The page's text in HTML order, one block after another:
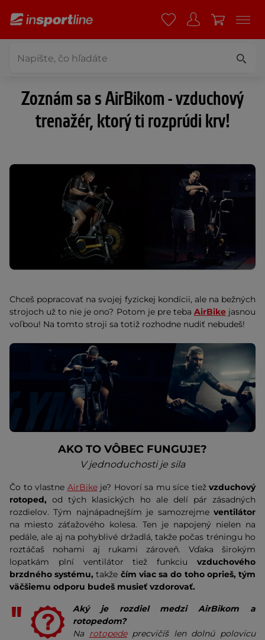
Zoznám sa s AirBikom - vzduchový
trenažér, ktorý ti rozprúdi krv!
Chceš popracovať na svojej fyzickej kondícii, ale na bežných
strojoch už to nie je ono? Potom je pre teba AirBikejasnou
voľbou! Na tomto stroji sa totiž rozhodne nudiť nebudeš!
AKO TO VÔBEC FUNGUJE?
V jednoduchosti je sila
Čo to vlastne AirBikeje? Hovorí sa mu síce tiež vzduchový
rotoped, od tých klasických ho ale delí pár zásadných
rozdielov. Tým najnápadnejším je samozrejme ventilátor
na miesto záťažového kolesa. Ten je napojený nielen na
pedále, ale aj na pohyblivé držadlá, takže počas tréningu ho
roztáčaš nohami aj rukami zároveň. Vďaka širokým
lopatkám plní ventilátor tiež funkciu vzduchového
brzdného systému, takže čím viac sa do toho oprieš, tým
väčšiemu odporu budeš musieť vzdorovať.
Aký je rozdiel medzi AirBikom a
rotopedom?
Na rotopedeprecvičíš len dolnú polovicu